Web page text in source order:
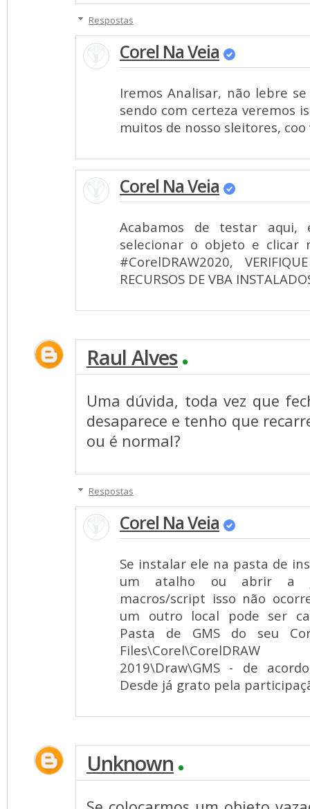
Respostas
Corel Na Veia
Iremos Analisar, não lebre
sendo com certeza veremos
muitos de nosso sleitores, coo
Corel Na Veia
Acabamos de testar
selecionar o objeto e clicar
#CorelDRAW2020,
RECURSOS DE VBA
Raul Alves
Uma dúvida, toda vez que
desaparece e tenho que
ou é normal?
Respostas
Corel Na Veia
Se instalar ele na pasta de
um atalho ou abrir a
macros/script isso não
um outro local pode ser
Pasta de GMS do seu
2019\Draw\GMS - de
Desde já grato pela
Unknown